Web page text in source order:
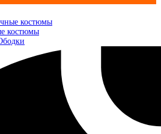
костюмы
костюмы